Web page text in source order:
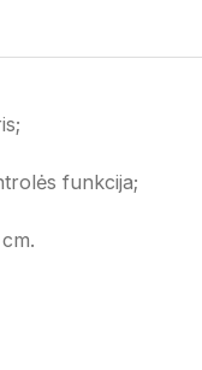
funkcija;